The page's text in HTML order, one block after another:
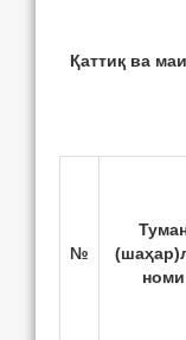
Қаттиқ ва
№
номи